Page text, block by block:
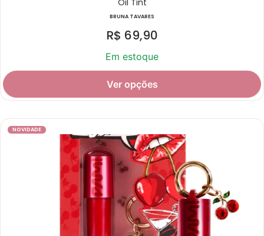
BRUNA TAVARES
R$ 69,90
Em estoque
Ver opções
NOVIDADE